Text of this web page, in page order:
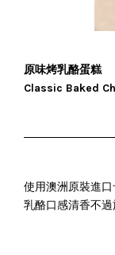
原味烤乳酪蛋糕
Classic Baked
使用澳洲原裝進
乳酪口感清香不過